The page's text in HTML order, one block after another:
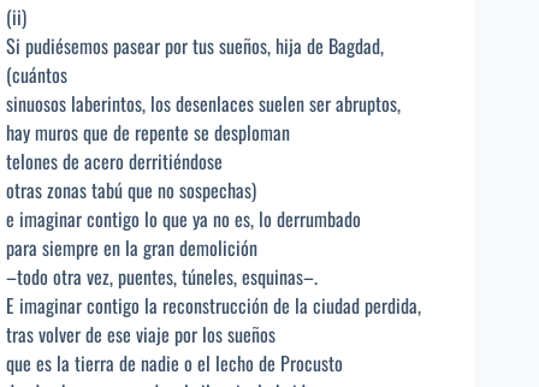
(ii)
Si pudiésemos pasear por tus sueños, hija de Bagdad,
(cuántos
sinuosos laberintos, los desenlaces suelen ser abruptos,
hay muros que de repente se desploman
telones de acero derritiéndose
otras zonas tabú que no sospechas)
e imaginar contigo lo que ya no es, lo derrumbado
para siempre en la gran demolición
–todo otra vez, puentes, túneles, esquinas–.
E imaginar contigo la reconstrucción de la ciudad perdida,
tras volver de ese viaje por los sueños
que es la tierra de nadie o el lecho de Procusto